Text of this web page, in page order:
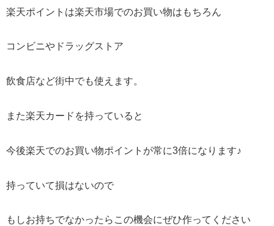
楽天ポイントは楽天市場でのお買い物はもちろん
コンビニやドラッグストア
飲食店など街中でも使えます。
また楽天カードを持っていると
今後楽天でのお買い物ポイントが常に3倍になります♪
持っていて損はないので
もしお持ちでなかったらこの機会にぜひ作ってください